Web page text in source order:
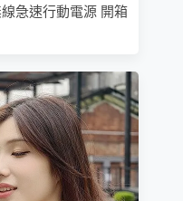
急速行動電源 開箱